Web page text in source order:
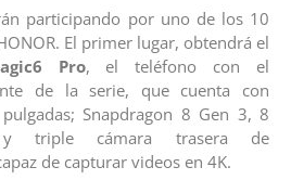
participando por uno de los 10
El primer lugar, obtendrá el
Pro, el teléfono con el
de la serie, que cuenta con
Snapdragon 8 Gen 3, 8
triple cámara trasera de
de capturar videos en 4K.